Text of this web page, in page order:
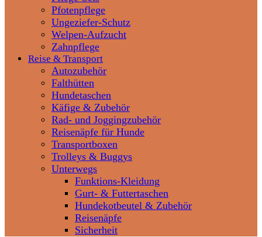
Pfotenpflege
Ungeziefer-Schutz
Welpen-Aufzucht
Zahnpflege
Reise & Transport
Autozubehör
Falthütten
Hundetaschen
Käfige & Zubehör
Rad- und Joggingzubehör
Reisenäpfe für Hunde
Transportboxen
Trolleys & Buggys
Unterwegs
Funktions-Kleidung
Gurt- & Futtertaschen
Hundekotbeutel & Zubehör
Reisenäpfe
Sicherheit